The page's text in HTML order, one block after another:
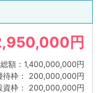
円
額：1,400,000,000円
待枠： 200,000,000円
資枠： 200,000,000円